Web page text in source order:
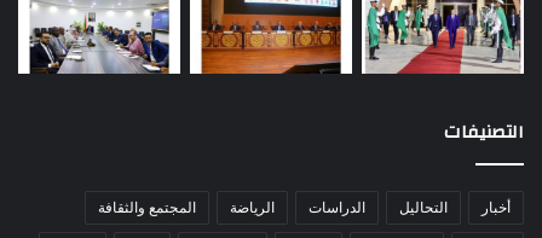
التصنيفات
أخبار التحاليل الدراسات الرياضة المجتمع والثقافة